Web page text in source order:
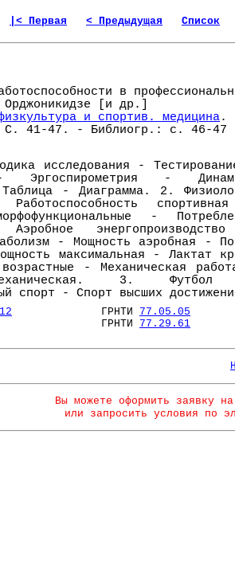
|< Первая < Предыдущая Список
в
[и др.]
и спортив. медицина.
41-47. - Библиогр.: с. 46-47
исследования -
Эргоспирометрия -
- Диаграмма. 2.
-
- Мощность аэробная -
максимальная - Лактат
- Механическая
3.
спорт - Спорт высших
ГРНТИ 77.05.05
77.29.61
Вы можете оформить заявку
или запросить условия по